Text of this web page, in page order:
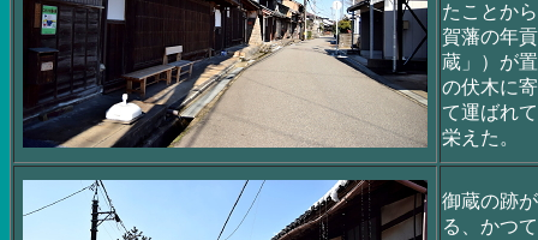
たことか
賀藩の年
蔵」）が
の伏木に
て運ばれ
栄えた。
御蔵の跡
る、かつ